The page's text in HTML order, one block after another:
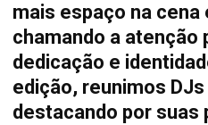
mais espaço na cena
chamando a atenção
dedicação e
edição, reunimos
destacando por